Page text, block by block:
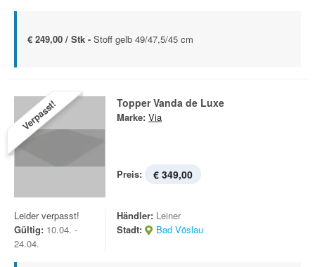
€ 249,00 / Stk - Stoff gelb 49/47,5/45 cm
Verpasst! Topper Vanda de Luxe
Marke: Via
Preis: € 349,00
Leider verpasst!
Gültig: 10.04. -
24.04.
Händler: Leiner
Stadt:
Bad Vöslau